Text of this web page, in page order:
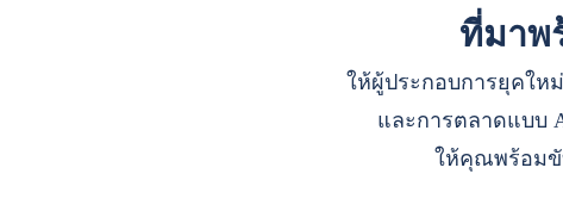
ที่มาพ
ให้ผู้ประกอบการยุคใหม่
และการตลาดแบบ
ให้คุณพร้อมขั